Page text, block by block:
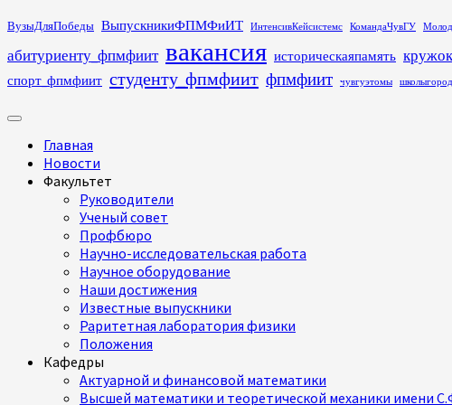
Перейти
содержимому
ВузыДляПобеды ВыпускникиФПМФиИТ ИнтенсивКейсистемс КомандаЧувГУ
абитуриенту_фпмфиит вакансия историческаяпамять
спорт_фпмфиит студенту_фпмфиит фпмфиит чувгуэтомы
Основное
Главная
Новости
Факультет
Руководители
Ученый совет
Профбюро
Научно-исследовательская работа
Научное оборудование
Наши достижения
Известные выпускники
Раритетная лаборатория физики
Положения
Кафедры
Актуарной и финансовой математики
Высшей математики и теоретической механики имени